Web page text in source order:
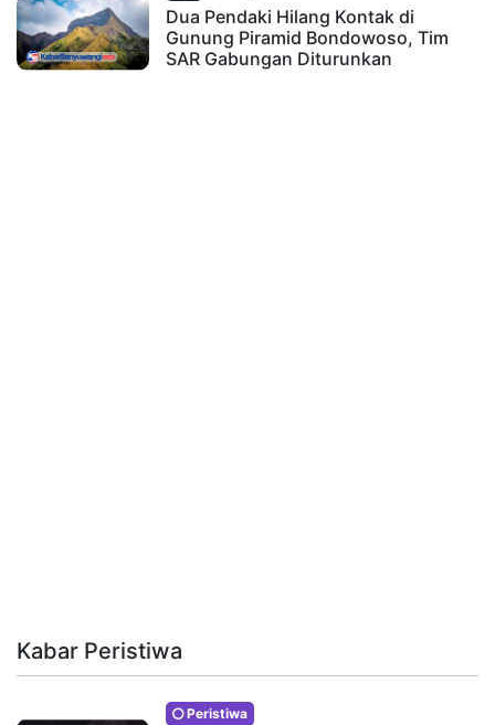
Dua Pendaki Hilang Kontak di
Gunung Piramid Bondowoso, Tim
SAR Gabungan Diturunkan
Kabar Peristiwa
Peristiwa